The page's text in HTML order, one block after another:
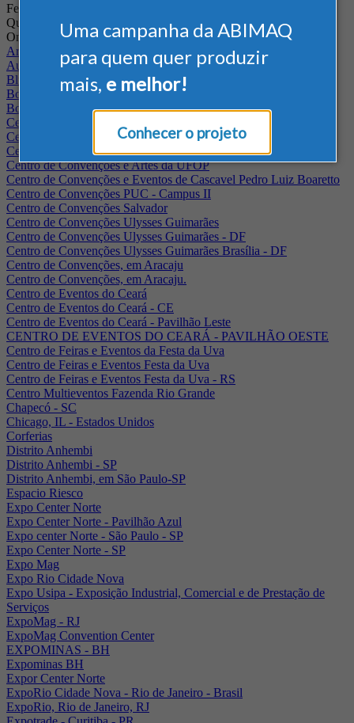
Uma campanha da ABIMAQ
para quem quer produzir
mais, e melhor!
Conhecer o projeto
Feiras
Quando
Onde
Arena Jaguariuna
Auditório Albano Franco - FIEPA
Blumenau - SC
BolognaFiere
Boulevard Olimpico - RJ
Centro Internacional de Convenções do Brasil, em Brasília
Centro de Convenções - SE
Centro de Convenções de Pernambuco - PE
Centro de Convenções e Artes da UFOP
Centro de Convenções e Eventos de Cascavel Pedro Luiz Boaretto
Centro de Convenções PUC - Campus II
Centro de Convenções Salvador
Centro de Convenções Ulysses Guimarães
Centro de Convenções Ulysses Guimarães - DF
Centro de Convenções Ulysses Guimarães Brasília - DF
Centro de Convenções, em Aracaju
Centro de Convenções, em Aracaju.
Centro de Eventos do Ceará
Centro de Eventos do Ceará - CE
Centro de Eventos do Ceará - Pavilhão Leste
CENTRO DE EVENTOS DO CEARÁ - PAVILHÃO OESTE
Centro de Feiras e Eventos da Festa da Uva
Centro de Feiras e Eventos Festa da Uva
Centro de Feiras e Eventos Festa da Uva - RS
Centro Multieventos Fazenda Rio Grande
Chapecó - SC
Chicago, IL - Estados Unidos
Corferias
Distrito Anhembi
Distrito Anhembi - SP
Distrito Anhembi, em São Paulo-SP
Espacio Riesco
Expo Center Norte
Expo Center Norte - Pavilhão Azul
Expo center Norte - São Paulo - SP
Expo Center Norte - SP
Expo Mag
Expo Rio Cidade Nova
Expo Usipa - Exposição Industrial, Comercial e de Prestação de
Serviços
ExpoMag - RJ
ExpoMag Convention Center
EXPOMINAS - BH
Expominas BH
Expor Center Norte
ExpoRio Cidade Nova - Rio de Janeiro - Brasil
ExpoRio, Rio de Janeiro, RJ